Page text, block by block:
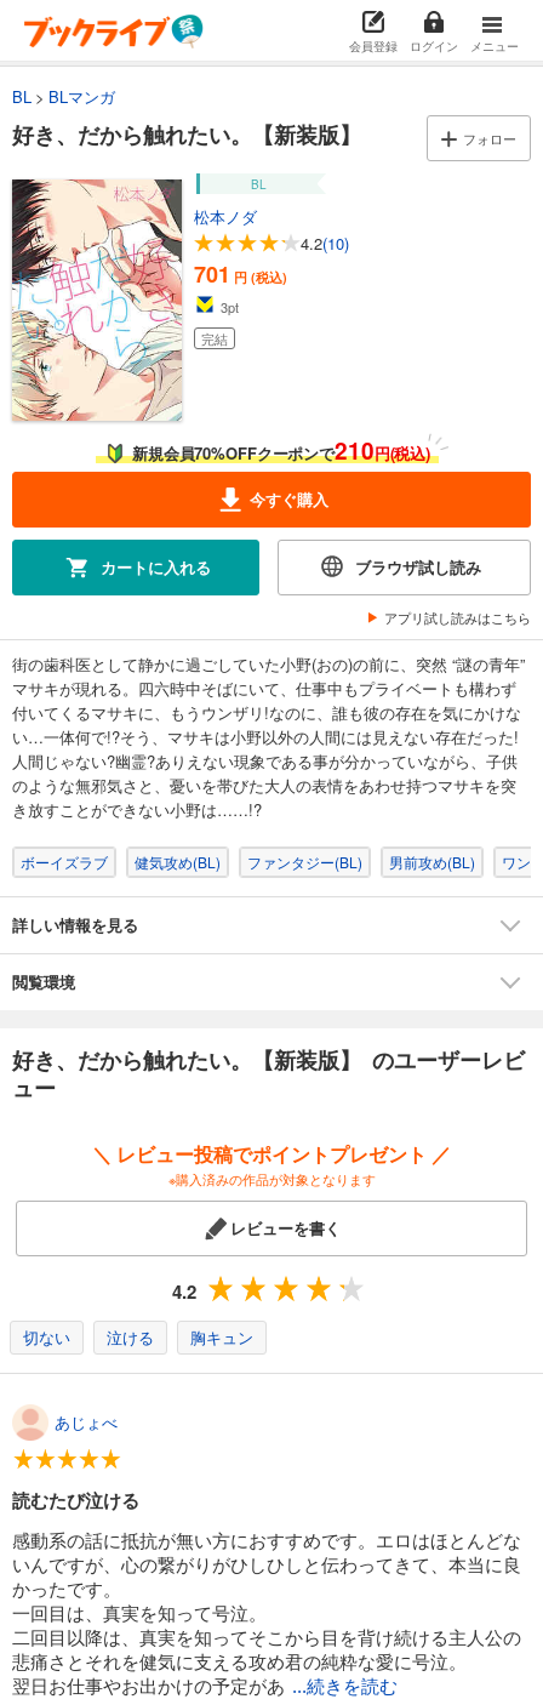
会員登録 ログイン メニュー
BL BLマンガ
好き、だから触れたい。【新装版】 フォロー
BL
松本ノダ
4.2(10)
701 円 (税込)
3pt
完結
新規会員70%OFFクーポンで210円(税込)
今すぐ購入
カートに入れる ブラウザ試し読み
アプリ試し読みはこちら
街の歯科医として静かに過ごしていた小野(おの)の前に、突然 “謎の青年”
マサキが現れる。四六時中そばにいて、仕事中もプライベートも構わず
付いてくるマサキに、もうウンザリ!なのに、誰も彼の存在を気にかけな
い…一体何で!?そう、マサキは小野以外の人間には見えない存在だった!
人間じゃない?幽霊?ありえない現象である事が分かっていながら、子供
のような無邪気さと、憂いを帯びた大人の表情をあわせ持つマサキを突
き放すことができない小野は……!?
ボーイズラブ 健気攻め(BL) ファンタジー(BL) 男前攻め(BL) ワン
詳しい情報を見る
閲覧環境
好き、だから触れたい。【新装版】 のユーザーレビ
ュー
＼ レビュー投稿でポイントプレゼント ／
※購入済みの作品が対象となります
レビューを書く
4.2
切ない 泣ける 胸キュン
あじょべ
読むたび泣ける
感動系の話に抵抗が無い方におすすめです。エロはほとんどな
いんですが、心の繋がりがひしひしと伝わってきて、本当に良
かったです。
一回目は、真実を知って号泣。
二回目以降は、真実を知ってそこから目を背け続ける主人公の
悲痛さとそれを健気に支える攻め君の純粋な愛に号泣。
翌日お仕事やお出かけの予定があ ...続きを読む